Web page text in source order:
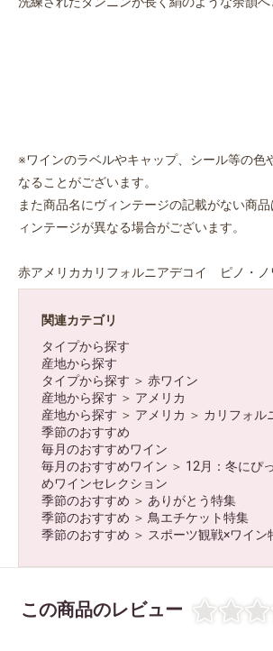
お買い物を続ける
※ワインのラベルやキャップ、シール等の色
なることがございます。
また商品名にヴィンテージの記載がない商
ィンテージが異なる場合がございます。
赤アメリカカリフォルニアデコイ ピノ・ノ
関連カテゴリ
タイプから探す
産地から探す
タイプから探す ＞ 赤ワイン
産地から探す ＞ アメリカ
産地から探す ＞ アメリカ ＞ カリフォル
季節のおすすめ
毎月のおすすめワイン
毎月のおすすめワイン ＞ 12月：冬にぴ
めワインセレクション
季節のおすすめ ＞ ありがとう特集
季節のおすすめ ＞ 鳥エチケット特集
季節のおすすめ ＞ スポーツ観戦×ワイン
この商品のレビュー